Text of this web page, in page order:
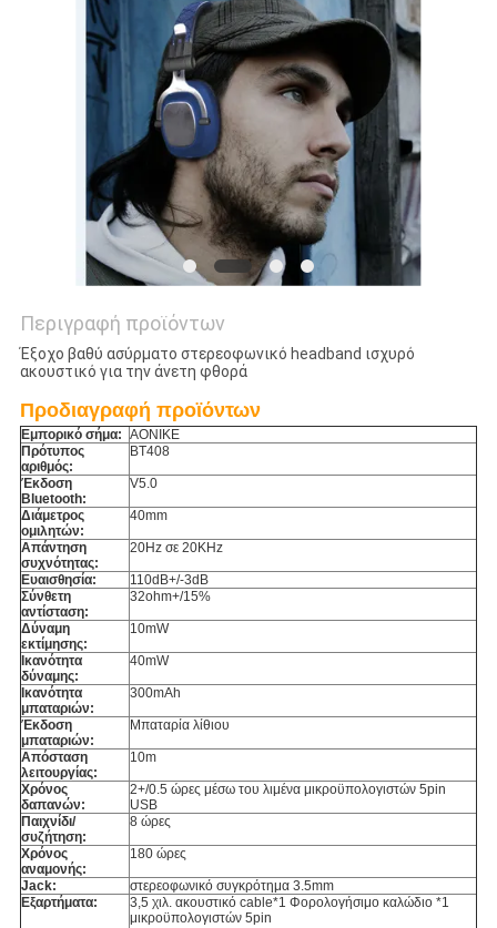
SITEMAP
PRIVACY
POLICY
Περιγραφή προϊόντων
Έξοχο βαθύ ασύρματο στερεοφωνικό headband ισχυρό
ακουστικό για την άνετη φθορά
Προδιαγραφή προϊόντων
Εμπορικό σήμα: AONIKE
Πρότυπος
αριθμός:
BT408
Έκδοση
Bluetooth:
V5.0
Διάμετρος
ομιλητών:
40mm
Απάντηση
συχνότητας:
20Hz σε 20KHz
Ευαισθησία:
110dB+/-3dB
Σύνθετη
αντίσταση:
32ohm+/15%
Δύναμη
εκτίμησης:
10mW
Ικανότητα
δύναμης:
40mW
Ικανότητα
μπαταριών:
300mAh
Έκδοση
μπαταριών:
Μπαταρία λίθιου
Απόσταση
λειτουργίας:
10m
Χρόνος
δαπανών:
2+/0.5 ώρες μέσω του λιμένα μικροϋπολογιστών 5pin
USB
Παιχνίδι/
συζήτηση:
8 ώρες
Χρόνος
αναμονής:
180 ώρες
Jack:
στερεοφωνικό συγκρότημα 3.5mm
Εξαρτήματα:
3,5 χιλ. ακουστικό cable*1 Φορολογήσιμο καλώδιο *1
μικροϋπολογιστών 5pin